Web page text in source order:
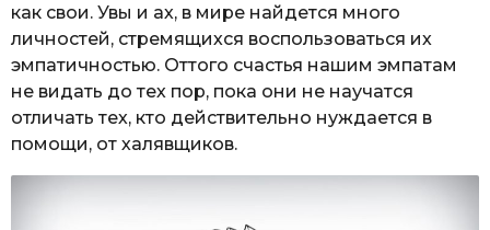
как свои. Увы и ах, в мире найдется много
личностей, стремящихся воспользоваться их
эмпатичностью. Оттого счастья нашим эмпатам
не видать до тех пор, пока они не научатся
отличать тех, кто действительно нуждается в
помощи, от халявщиков.